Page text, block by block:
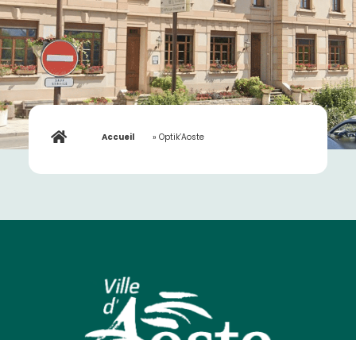
Accueil »Optik’Aoste